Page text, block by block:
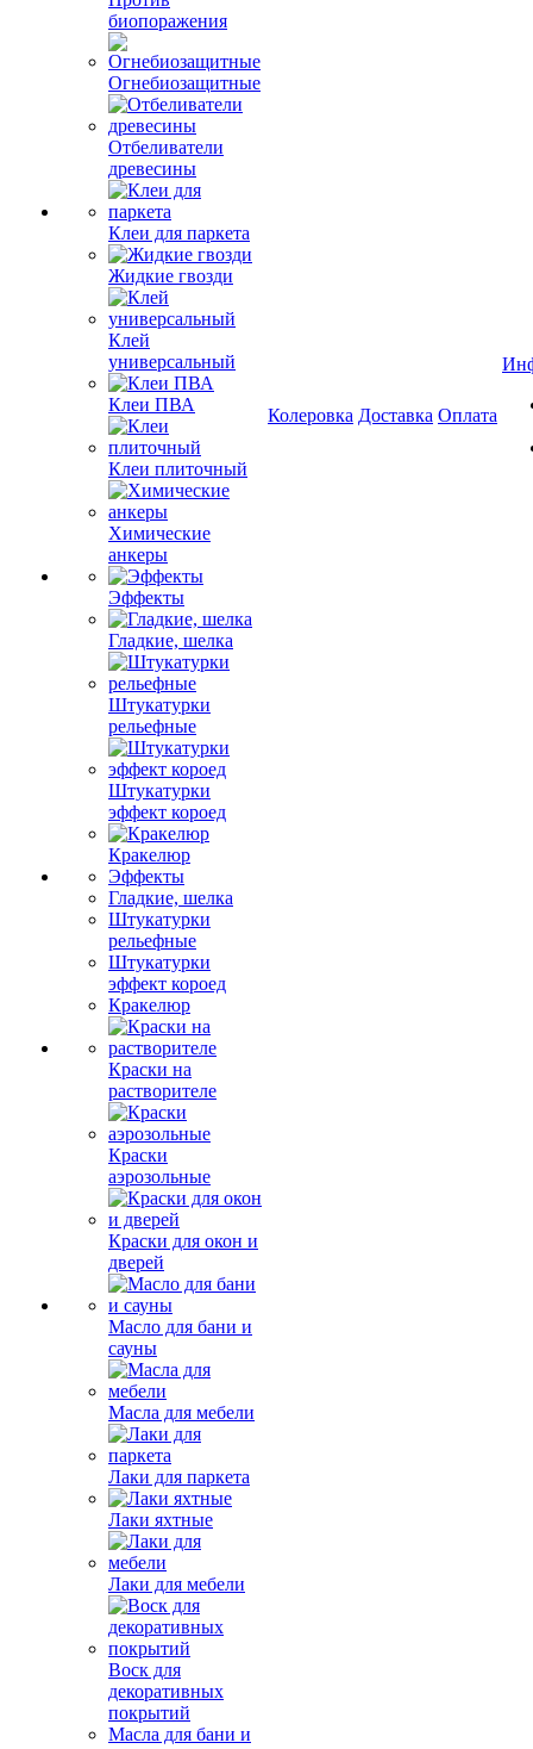
биопоражения
Огнебиозащитные
Отбеливатели
древесины
Клеи для паркета
Жидкие гвозди
Клей
универсальный
Клеи ПВА
Клеи плиточный
Химические
анкеры
Эффекты
Гладкие, шелка
Штукатурки
рельефные
Штукатурки
эффект короед
Кракелюр
Эффекты
Гладкие, шелка
Штукатурки
рельефные
Штукатурки
эффект короед
Кракелюр
Краски на
растворителе
Краски
аэрозольные
Краски для окон и
дверей
Масло для бани и
сауны
Масла для мебели
Лаки для паркета
Лаки яхтные
Лаки для мебели
Воск для
декоративных
покрытий
Масла для бани и
Колеровка Доставка Оплата